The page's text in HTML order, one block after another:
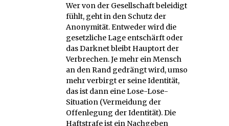
Wer von der Gesellschaft beleidigt
fühlt, geht in den Schutz der
Anonymität. Entweder wird die
gesetzliche Lage entschärft oder
das Darknet bleibt Hauptort der
Verbrechen. Je mehr ein Mensch
an den Rand gedrängt wird, umso
mehr verbirgt er seine Identität,
das ist dann eine Lose-Lose-
Situation (Vermeidung der
Offenlegung der Identität). Die
Haftstrafe ist ein Nachgeben